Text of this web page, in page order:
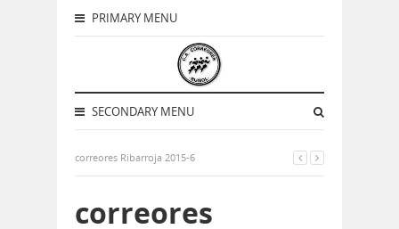
PRIMARY MENU
SECONDARY MENU
correores Ribarroja 2015-6
correores